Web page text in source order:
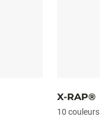
X-RAP®
10 couleurs